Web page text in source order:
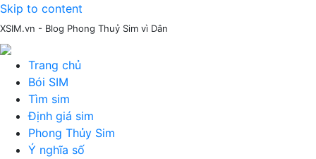
Skip to content
XSIM.vn - Blog Phong Thuỷ Sim vì Dân
Trang chủ
Bói SIM
Tìm sim
Định giá sim
Phong Thủy Sim
Ý nghĩa số